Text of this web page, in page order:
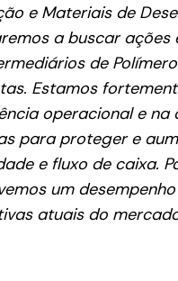
e Materiais de
a buscar
de
Estamos
operacional e na
para proteger e
e fluxo de caixa.
um
atuais do